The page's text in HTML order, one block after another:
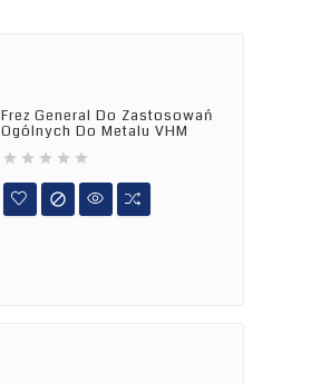
Frez General Do Zastosowań
Ogólnych Do Metalu VHM
    
